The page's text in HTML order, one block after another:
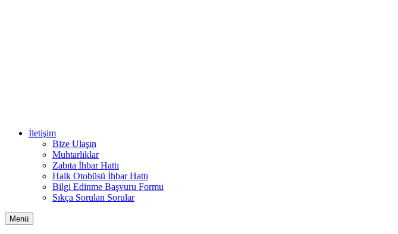
İletişim
Bize Ulaşın
Muhtarlıklar
Zabıta İhbar Hattı
Halk Otobüsü İhbar Hattı
Bilgi Edinme Başvuru Formu
Sıkça Sorulan Sorular
Menü